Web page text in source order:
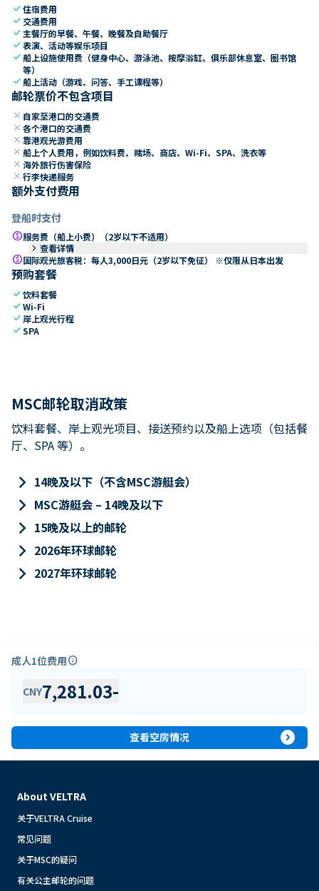
check住宿费用
check 交通费用
check 主餐厅的早餐、午餐、晚餐及自助餐厅
check表演、活动等娱乐项目
check船上设施使用费（健身中心、游泳池、按摩浴缸、俱乐部休息室、图书馆
等）
check船上活动（游戏、问答、手工课程等）
邮轮票价不包含项目
close 自家至港口的交通费
close 各个港口的交通费
close 靠港观光游费用
close 船上个人费用，例如饮料费、赌场、商店、Wi-Fi、SPA、洗衣等
close 海外旅行伤害保险
close 行李快递服务
额外支付费用
登船时支付
paid服务费（船上小费）（2岁以下不适用）
keyboard_arrow_right 查看详情
paid国际观光旅客税：每人3,000日元（2岁以下免征） ※仅限从日本出发
预购套餐
check饮料套餐
checkWi-Fi
check 岸上观光行程
checkSPA
MSC邮轮取消政策
饮料套餐、岸上观光项目、接送预约以及船上选项（包括餐
厅、SPA 等）。
keyboard_arrow_right 14晚及以下（不含MSC游艇会）
keyboard_arrow_right MSC游艇会 – 14晚及以下
keyboard_arrow_right 15晚及以上的邮轮
keyboard_arrow_right 2026年环球邮轮
keyboard_arrow_right 2027年环球邮轮
成人1位费用info
CNY7,281.03-
查看空房情况 expand_circle_right
About VELTRA
关于VELTRA Cruise
常见问题
关于MSC的疑问
有关公主邮轮的问题